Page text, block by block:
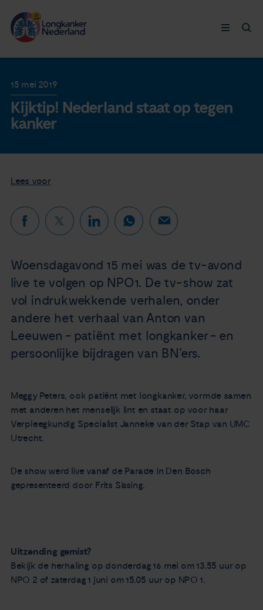
Nieuws
Agenda
Over ons
Contact
Longkanker
Leven met
Thymuskankers
Steun ons
15 mei 2019
Kijktip! Nederland staat op tegen
kanker
Lees voor
Woensdagavond 15 mei was de tv-avond
live te volgen op NPO1. De tv-show zat
vol indrukwekkende verhalen, onder
andere het verhaal van Anton van
Leeuwen - patiënt met longkanker - en
persoonlijke bijdragen van BN'ers.
Meggy Peters, ook patiënt met longkanker, vormde samen
met anderen het menselijk lint en staat op voor haar
Verpleegkundig Specialist Janneke van der Stap van UMC
Utrecht.
De show werd live vanaf de Parade in Den Bosch
gepresenteerd door Frits Sissing.
Uitzending gemist?
Bekijk de herhaling op donderdag 16 mei om 13.55 uur op
NPO 2 of zaterdag 1 juni om 15.05 uur op NPO 1.